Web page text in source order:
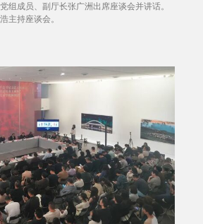
组成员、副厅长张广洲出席座谈会并讲话。
主持座谈会。